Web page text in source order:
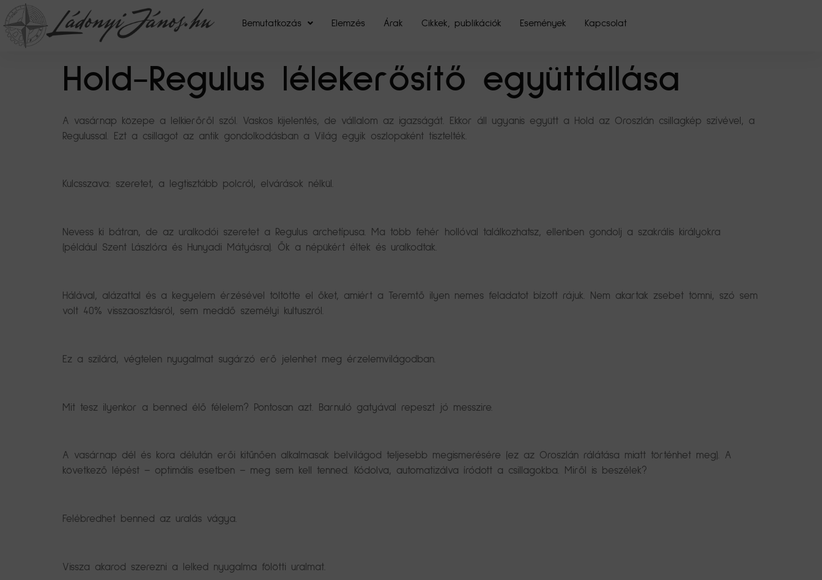
Bemutatkozás Elemzés Árak Cikkek, publikációk Események Kapcsolat
Hold-Regulus lélekerősítő együttállása
A vasárnap közepe a lelkierőről szól. Vaskos kijelentés, de vállalom az igazságát. Ekkor áll ugyanis együtt a Hold az Oroszlán csillagkép szívével, a
Regulussal. Ezt a csillagot az antik gondolkodásban a Világ egyik oszlopaként tisztelték.
Kulcsszava: szeretet, a legtisztább polcról, elvárások nélkül.
Nevess ki bátran, de az uralkodói szeretet a Regulus archetípusa. Ma több fehér hollóval találkozhatsz, ellenben gondolj a szakrális királyokra
(például Szent Lászlóra és Hunyadi Mátyásra). Ők a népükért éltek és uralkodtak.
Hálával, alázattal és a kegyelem érzésével töltötte el őket, amiért a Teremtő ilyen nemes feladatot bízott rájuk. Nem akartak zsebet tömni, szó sem
volt 40% visszaosztásról, sem meddő személyi kultuszról.
Ez a szilárd, végtelen nyugalmat sugárzó erő jelenhet meg érzelemvilágodban.
Mit tesz ilyenkor a benned élő félelem? Pontosan azt. Barnuló gatyával repeszt jó messzire.
A vasárnap dél és kora délután erői kitűnően alkalmasak belvilágod teljesebb megismerésére (ez az Oroszlán rálátása miatt történhet meg). A
következő lépést – optimális esetben – meg sem kell tenned. Kódolva, automatizálva íródott a csillagokba. Miről is beszélek?
Felébredhet benned az uralás vágya.
Vissza akarod szerezni a lelked nyugalma fölötti uralmat.